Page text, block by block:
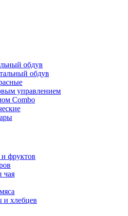
обдув
обдув
управлением
Combo
фруктов
чая
и хлебцев